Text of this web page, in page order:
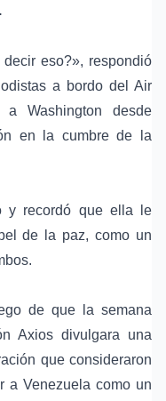
eso?», respondió
a bordo del Air
Washington desde
en la cumbre de la
y recordó que ella le
de la paz, como un
de que la semana
Axios divulgara una
que consideraron
a Venezuela como un